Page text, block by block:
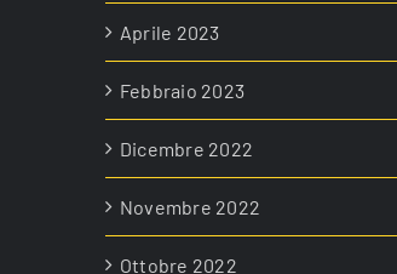
Aprile 2023
Febbraio 2023
Dicembre 2022
Novembre 2022
Ottobre 2022